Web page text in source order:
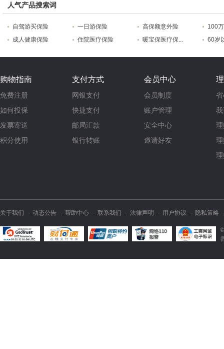
人气产品搜索词
自驾游买保险 一日游保险 高保额意外险
100
成人健康保险
住院医疗保险 暖宝保医疗保... 60岁
购物指南
免费注册
如何投保
发票寄送
积分使用
支付方式
网银支付
快捷支付
邮局汇款
银行转账
会员中心
会员制度
账户管理
安全中心
邀请好友
关于我们 动态公告 帮助中心 联系我们 法律声明 用户协议
隐私策略
©